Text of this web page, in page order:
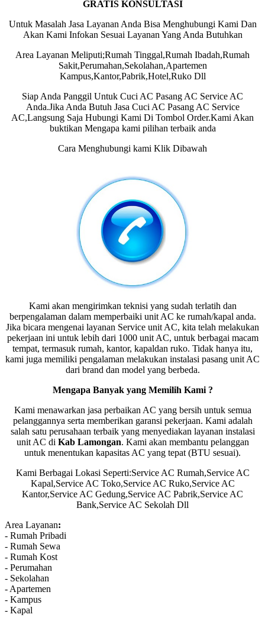
GRATIS KONSULTASI
Untuk Masalah Jasa Layanan Anda Bisa Menghubungi Kami Dan
Akan Kami Infokan Sesuai Layanan Yang Anda Butuhkan
Area Layanan Meliputi;Rumah Tinggal,Rumah Ibadah,Rumah
Sakit,Perumahan,Sekolahan,Apartemen
Kampus,Kantor,Pabrik,Hotel,Ruko Dll
Siap Anda Panggil Untuk Cuci AC Pasang AC Service AC
Anda.Jika Anda Butuh Jasa Cuci AC Pasang AC Service
AC,Langsung Saja Hubungi Kami Di Tombol Order.Kami Akan
buktikan Mengapa kami pilihan terbaik anda
Cara Menghubungi kami Klik Dibawah
Kami akan mengirimkan teknisi yang sudah terlatih dan
berpengalaman dalam memperbaiki unit AC ke rumah/kapal anda.
Jika bicara mengenai layanan Service unit AC, kita telah melakukan
pekerjaan ini untuk lebih dari 1000 unit AC, untuk berbagai macam
tempat, termasuk rumah, kantor, kapaldan ruko. Tidak hanya itu,
kami juga memiliki pengalaman melakukan instalasi pasang unit AC
dari brand dan model yang berbeda.
Mengapa Banyak yang Memilih Kami ?
Kami menawarkan jasa perbaikan AC yang bersih untuk semua
pelanggannya serta memberikan garansi pekerjaan. Kami adalah
salah satu perusahaan terbaik yang menyediakan layanan instalasi
unit AC di Kab Lamongan. Kami akan membantu pelanggan
untuk menentukan kapasitas AC yang tepat (BTU sesuai).
Kami Berbagai Lokasi Seperti:Service AC Rumah,Service AC
Kapal,Service AC Toko,Service AC Ruko,Service AC
Kantor,Service AC Gedung,Service AC Pabrik,Service AC
Bank,Service AC Sekolah Dll
Area Layanan:
- Rumah Pribadi
- Rumah Sewa
- Rumah Kost
- Perumahan
- Sekolahan
- Apartemen
- Kampus
- Kapal